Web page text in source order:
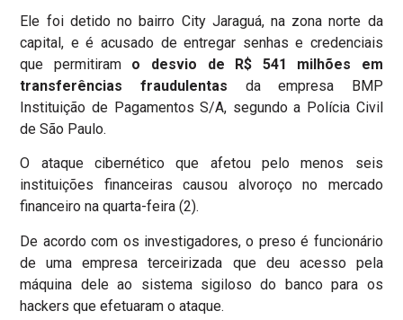
Ele foi detido no bairro City Jaraguá, na zona norte da
capital, e é acusado de entregar senhas e credenciais
que permitiram o desvio de R$ 541 milhões em
transferências fraudulentas da empresa BMP
Instituição de Pagamentos S/A, segundo a Polícia Civil
de São Paulo.
O ataque cibernético que afetou pelo menos seis
instituições financeiras causou alvoroço no mercado
financeiro na quarta-feira (2).
De acordo com os investigadores, o preso é funcionário
de uma empresa terceirizada que deu acesso pela
máquina dele ao sistema sigiloso do banco para os
hackers que efetuaram o ataque.